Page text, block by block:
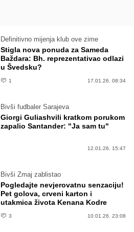
Definitivno mijenja klub ove zime
Stigla nova ponuda za Sameda
Baždara: Bh. reprezentativac odlazi
u Švedsku?
1 17.01.26. 08:34
Bivši fudbaler Sarajeva
Giorgi Guliashvili kratkom porukom
zapalio Santander: "Ja sam tu"
12.01.26. 15:47
Bivši Zmaj zablistao
Pogledajte nevjerovatnu senzaciju!
Pet golova, crveni karton i
utakmica života Kenana Kodre
3 10.01.26. 23:08